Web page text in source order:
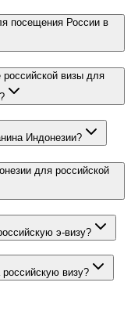
посещения России в
визы для
Индонезии?
для российской
э-визу?
визу?